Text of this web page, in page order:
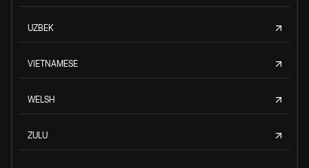
UZBEK
VIETNAMESE
WELSH
ZULU